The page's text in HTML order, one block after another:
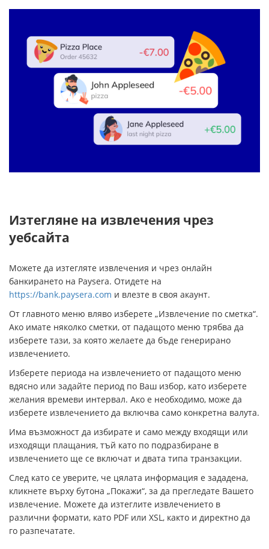
Изтегляне на извлечения чрез
уебсайта
Можете да изтегляте извлечения и чрез онлайн
банкирането на Paysera. Отидете на
https://bank.paysera.com и влезте в своя акаунт.
От главното меню вляво изберете „Извлечение по сметка“.
Ако имате няколко сметки, от падащото меню трябва да
изберете тази, за която желаете да бъде генерирано
извлечението.
Изберете периода на извлечението от падащото меню
вдясно или задайте период по Ваш избор, като изберете
желания времеви интервал. Ако е необходимо, може да
изберете извлечението да включва само конкретна валута.
Има възможност да избирате и само между входящи или
изходящи плащания, тъй като по подразбиране в
извлечението ще се включат и двата типа транзакции.
След като се уверите, че цялата информация е зададена,
кликнете върху бутона „Покажи“, за да прегледате Вашето
извлечение. Можете да изтеглите извлечението в
различни формати, като PDF или XSL, както и директно да
го разпечатате.